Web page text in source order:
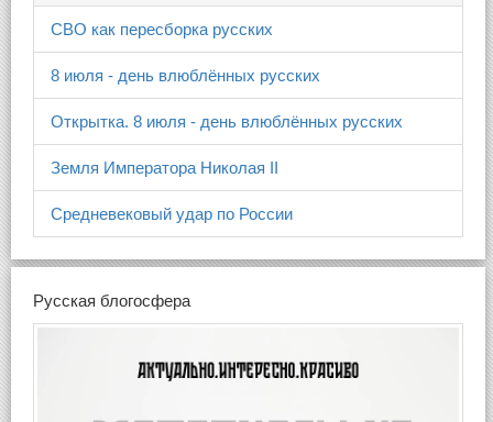
СВО как пересборка русских
8 июля - день влюблённых русских
Открытка. 8 июля - день влюблённых русских
Земля Императора Николая II
Средневековый удар по России
Русская блогосфера